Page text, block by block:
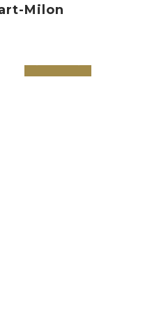
Milon